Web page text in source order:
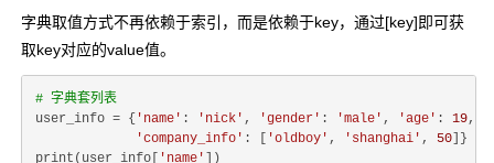
字典取值方式不再依赖于索引，而是依赖于key，通过[key]即可获
取key对应的value值。
# 字典套列表
user_info = { 'name' : 'nick' , 'gender' : 'male' , 'age' : 19,
'company_info' : [ 'oldboy' , 'shanghai' , 50 ]}
print(user_info[
'name'
])